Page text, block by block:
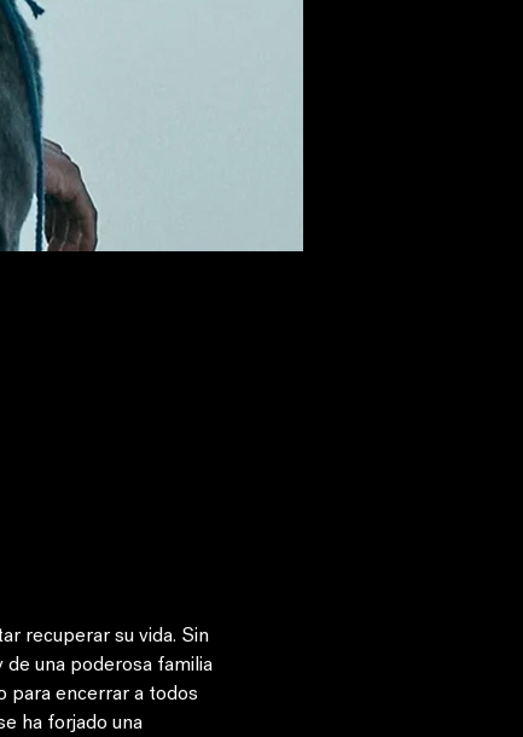
recuperar su vida. Sin
una poderosa familia
para encerrar a todos
ha forjado una